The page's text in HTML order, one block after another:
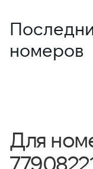
номеров
Для